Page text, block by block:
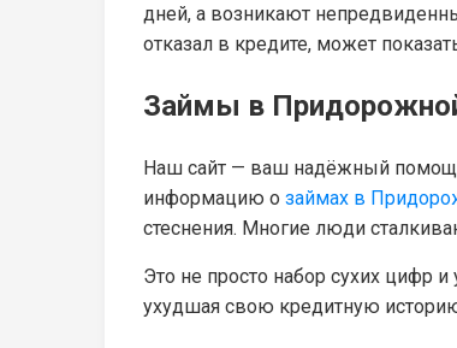
дней, а возникают
отказал в кредите, может
Займы в
Наш сайт — ваш надёжный
информацию о займах в
стеснения. Многие люди
Это не просто набор сухих цифр
ухудшая свою кредитную